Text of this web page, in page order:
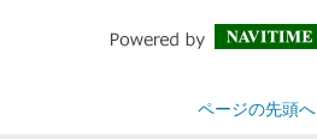
ページの先頭へ